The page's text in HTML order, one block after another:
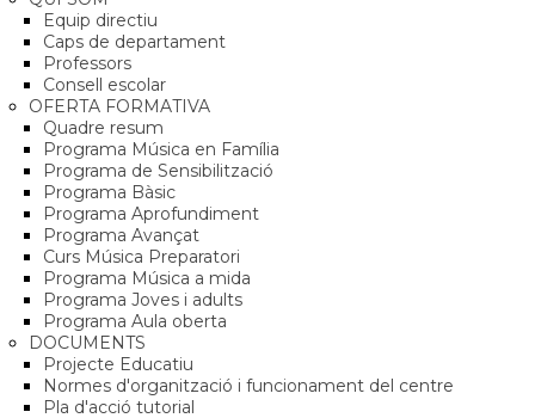
Equip directiu
Caps de departament
Professors
Consell escolar
OFERTA FORMATIVA
Quadre resum
Programa Música en Família
Programa de Sensibilització
Programa Bàsic
Programa Aprofundiment
Programa Avançat
Curs Música Preparatori
Programa Música a mida
Programa Joves i adults
Programa Aula oberta
DOCUMENTS
Projecte Educatiu
Normes d'organització i funcionament del centre
Pla d'acció tutorial